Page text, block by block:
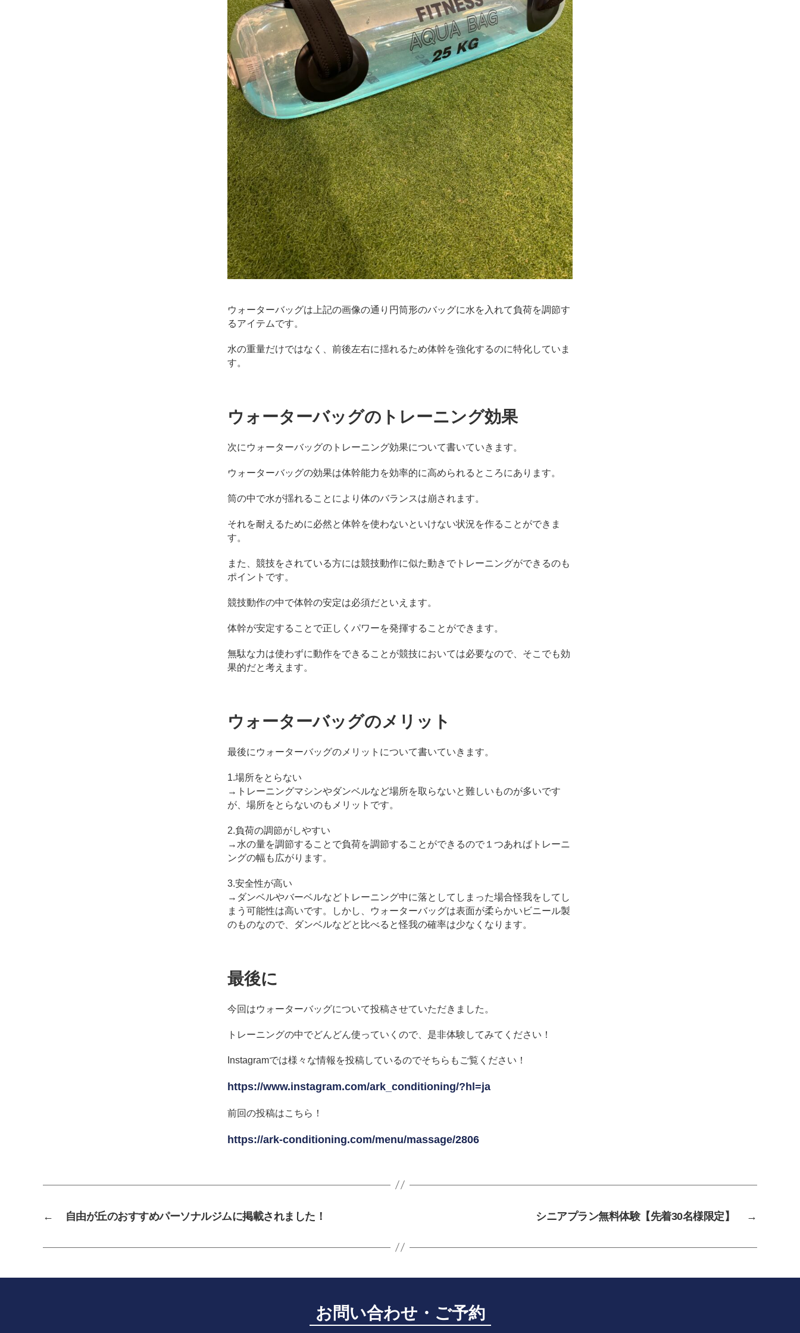
ウォーターバッグは上記の画像の通り円筒形のバッグに水を入れて負荷を調節す
るアイテムです。
水の重量だけではなく、前後左右に揺れるため体幹を強化するのに特化していま
す。
ウォーターバッグのトレーニング効果
次にウォーターバッグのトレーニング効果について書いていきます。
ウォーターバッグの効果は体幹能力を効率的に高められるところにあります。
筒の中で水が揺れることにより体のバランスは崩されます。
それを耐えるために必然と体幹を使わないといけない状況を作ることができま
す。
また、競技をされている方には競技動作に似た動きでトレーニングができるのも
ポイントです。
競技動作の中で体幹の安定は必須だといえます。
体幹が安定することで正しくパワーを発揮することができます。
無駄な力は使わずに動作をできることが競技においては必要なので、そこでも効
果的だと考えます。
ウォーターバッグのメリット
最後にウォーターバッグのメリットについて書いていきます。
1.場所をとらない
→トレーニングマシンやダンベルなど場所を取らないと難しいものが多いです
が、場所をとらないのもメリットです。
2.負荷の調節がしやすい
→水の量を調節することで負荷を調節することができるので１つあればトレーニ
ングの幅も広がります。
3.安全性が高い
→ダンベルやバーベルなどトレーニング中に落としてしまった場合怪我をしてし
まう可能性は高いです。しかし、ウォーターバッグは表面が柔らかいビニール製
のものなので、ダンベルなどと比べると怪我の確率は少なくなります。
最後に
今回はウォーターバッグについて投稿させていただきました。
トレーニングの中でどんどん使っていくので、是非体験してみてください！
Instagramでは様々な情報を投稿しているのでそちらもご覧ください！
https://www.instagram.com/ark_conditioning/?hl=ja
前回の投稿はこちら！
https://ark-conditioning.com/menu/massage/2806
← 自由が丘のおすすめパーソナルジムに掲載されました！ →
シニアプラン無料体験【先着30名様限定】
お問い合わせ・ご予約